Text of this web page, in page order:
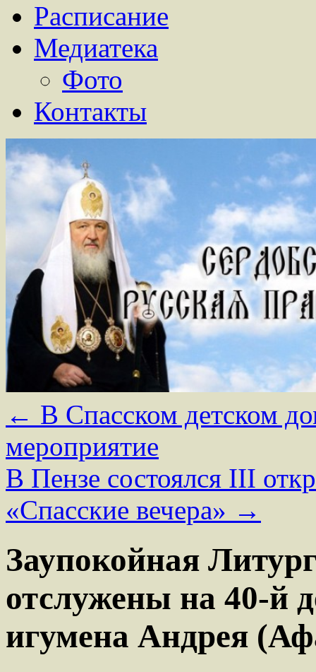
Расписание
Медиатека
Фото
Контакты
← В Спасском детском
мероприятие
В Пензе состоялся III
«Спасские вечера» →
Заупокойная
отслужены на 40-й
игумена Андрея